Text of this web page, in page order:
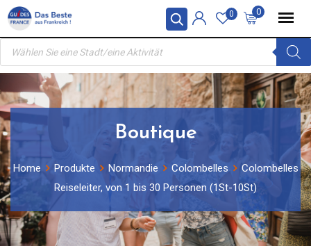
Skip
content
0
0
Products
search
Boutique
Home Produkte Normandie Colombelles
Colombelles
Reiseleiter, von 1 bis 30 Personen (1St-10St)